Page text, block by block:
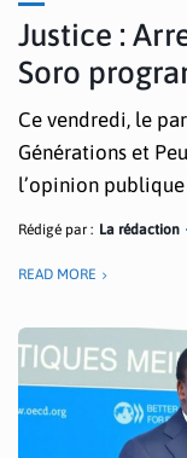
Justice :
Soro
Ce vendredi, le
Générations et
l’opinion publique
Rédigé par : La rédaction
READ MORE